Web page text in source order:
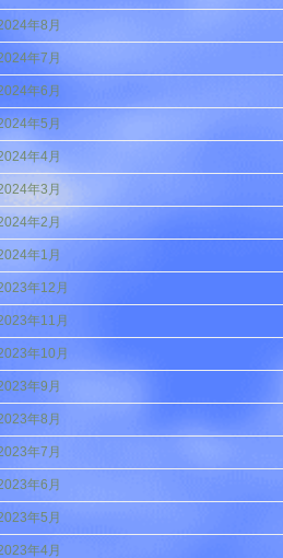
年8月
年7月
年6月
年5月
年4月
年3月
年2月
年1月
年12月
年11月
年10月
年9月
年8月
年7月
年6月
年5月
年4月